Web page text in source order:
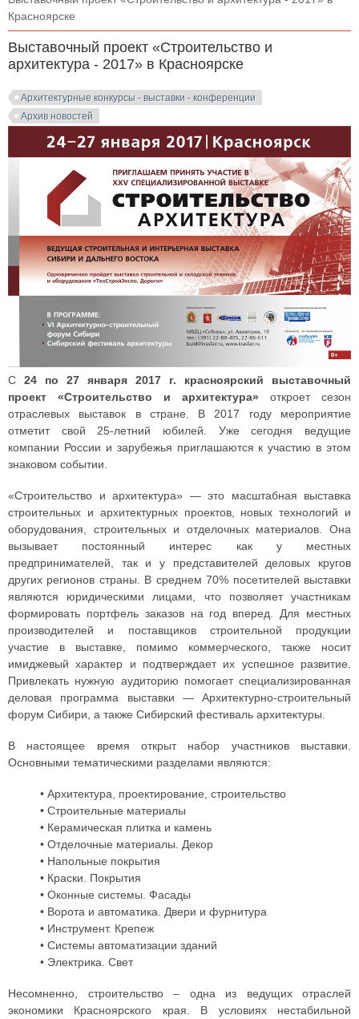
Красноярске
Выставочный проект «Строительство и
архитектура - 2017» в Красноярске
Архитектурные конкурсы - выставки - конференции
Архив новостей
С 24 по 27 января 2017 г. красноярский выставочный
проект «Строительство и архитектура» откроет сезон
отраслевых выставок в стране. В 2017 году мероприятие
отметит свой 25-летний юбилей. Уже сегодня ведущие
компании России и зарубежья приглашаются к участию в этом
знаковом событии.
«Строительство и архитектура» — это масштабная выставка
строительных и архитектурных проектов, новых технологий и
оборудования, строительных и отделочных материалов. Она
вызывает постоянный интерес как у местных
предпринимателей, так и у представителей деловых кругов
других регионов страны. В среднем 70% посетителей выставки
являются юридическими лицами, что позволяет участникам
формировать портфель заказов на год вперед. Для местных
производителей и поставщиков строительной продукции
участие в выставке, помимо коммерческого, также носит
имиджевый характер и подтверждает их успешное развитие.
Привлекать нужную аудиторию помогает специализированная
деловая программа выставки — Архитектурно-строительный
форум Сибири, а также Сибирский фестиваль архитектуры.
В настоящее время открыт набор участников выставки.
Основными тематическими разделами являются:
• Архитектура, проектирование, строительство
• Строительные материалы
• Керамическая плитка и камень
• Отделочные материалы. Декор
• Напольные покрытия
• Краски. Покрытия
• Оконные системы. Фасады
• Ворота и автоматика. Двери и фурнитура
• Инструмент. Крепеж
• Системы автоматизации зданий
• Электрика. Свет
Несомненно, строительство – одна из ведущих отраслей
экономики Красноярского края. В условиях нестабильной